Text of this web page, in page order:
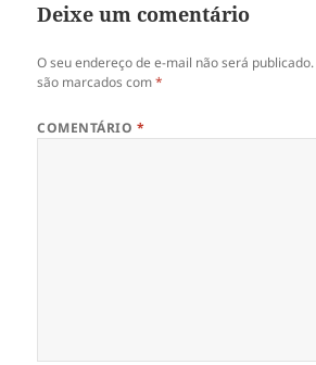
Deixe um comentário
O seu endereço de e-mail não será publicado.
são marcados com*
COMENTÁRIO *